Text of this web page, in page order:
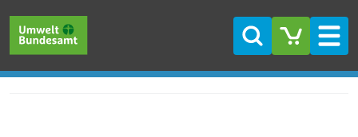
Suche